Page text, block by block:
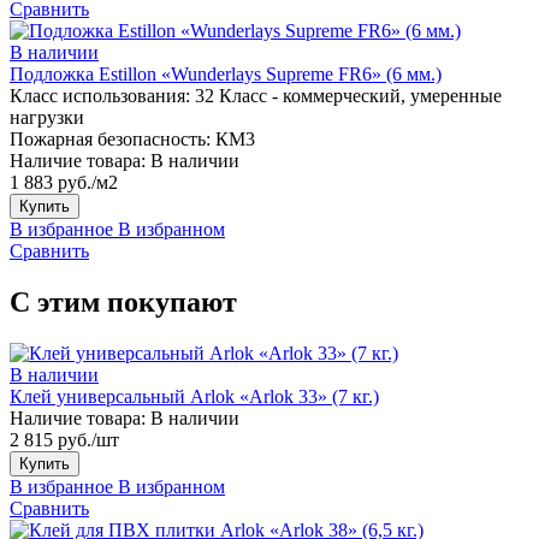
Сравнить
В наличии
Подложка Estillon «Wunderlays Supreme FR6» (6 мм.)
Класс использования: 32 Класс - коммерческий, умеренные
нагрузки
Пожарная безопасность: КМ3
Наличие товара: В наличии
1 883 руб./м2
Купить
В избранное В избранном
Сравнить
С этим покупают
В наличии
Клей универсальный Arlok «Arlok 33» (7 кг.)
Наличие товара: В наличии
2 815 руб./шт
Купить
В избранное В избранном
Сравнить